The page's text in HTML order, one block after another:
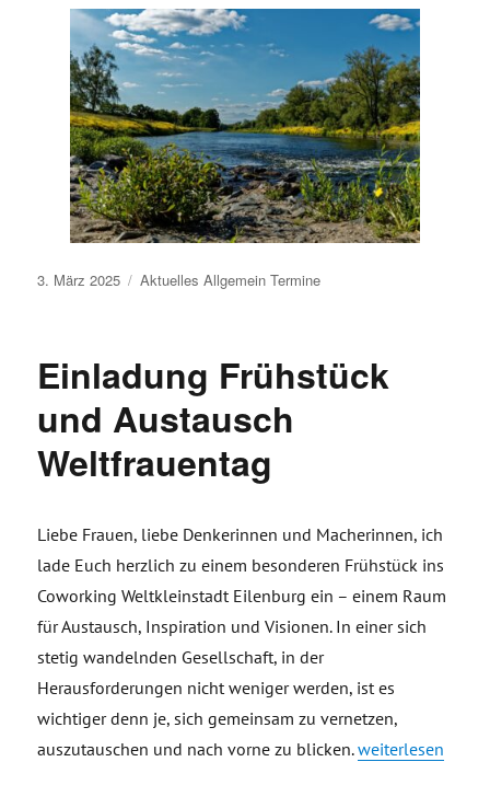
Veröffentlicht
3. März 2025 Aktuelles Allgemein Termine
Einladung Frühstück
und Austausch
Weltfrauentag
Liebe Frauen, liebe Denkerinnen und Macherinnen, ich
lade Euch herzlich zu einem besonderen Frühstück ins
Coworking Weltkleinstadt Eilenburg ein – einem Raum
für Austausch, Inspiration und Visionen. In einer sich
stetig wandelnden Gesellschaft, in der
Herausforderungen nicht weniger werden, ist es
wichtiger denn je, sich gemeinsam zu vernetzen,
auszutauschen und nach vorne zu blicken.„Einladung
weiterlesen